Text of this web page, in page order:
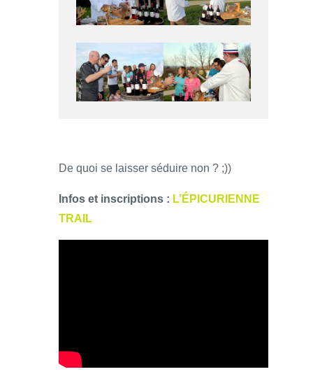
De quoi se laisser séduire non ? ;))
Infos et inscriptions : L’ÉPICURIENNE
TRAIL